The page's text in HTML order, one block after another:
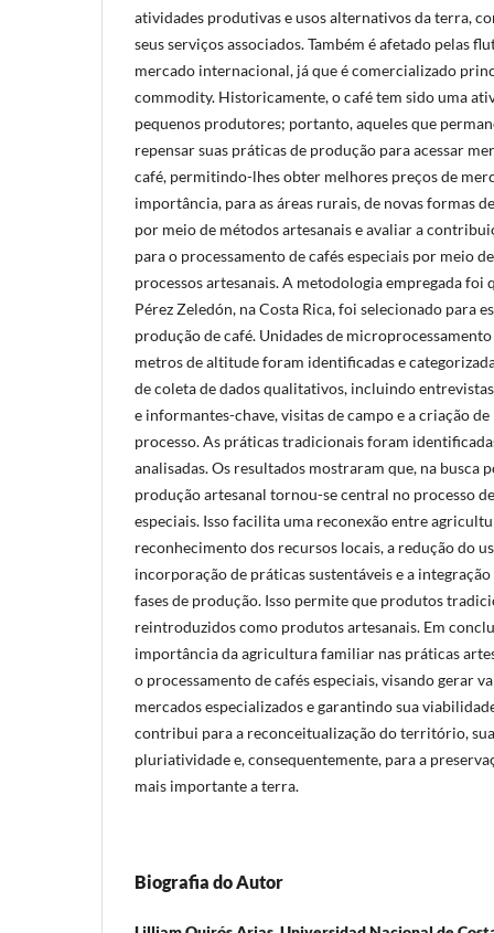
atividades produtivas e usos alternativos da terra,
seus serviços associados. Também é afetado pelas
mercado internacional, já que é comercializado
commodity. Historicamente, o café tem sido uma
pequenos produtores; portanto, aqueles que
repensar suas práticas de produção para acessar
café, permitindo-lhes obter melhores preços de
importância, para as áreas rurais, de novas formas
por meio de métodos artesanais e avaliar a
para o processamento de cafés especiais por meio
processos artesanais. A metodologia empregada foi
Pérez Zeledón, na Costa Rica, foi selecionado para
produção de café. Unidades de
metros de altitude foram identificadas e
de coleta de dados qualitativos, incluindo
e informantes-chave, visitas de campo e a criação
processo. As práticas tradicionais foram
analisadas. Os resultados mostraram que, na busca
produção artesanal tornou-se central no processo
especiais. Isso facilita uma reconexão entre
reconhecimento dos recursos locais, a redução do
incorporação de práticas sustentáveis ​​e a
fases de produção. Isso permite que produtos
reintroduzidos como produtos artesanais. Em
importância da agricultura familiar nas práticas
o processamento de cafés especiais, visando gerar
mercados especializados e garantindo sua
contribui para a reconceitualização do território,
pluriatividade e, consequentemente, para a
mais importante a terra.
Biografia do Autor